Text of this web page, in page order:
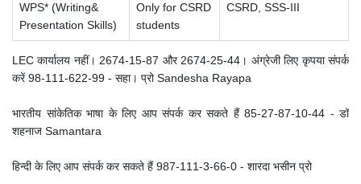
WPS* (Writing&
Presentation Skills)
Only for CSRD
students
CSRD, SSS-III
LEC कार्यालय नहीं।2674-15-87 और 2674-25-44। अंग्रेजी लिए कृपया संपर्क
करें 98-111-622-99 - सहा। प्रो Sandesha Rayapa
भारतीय सांकेतिक भाषा के लिए आप संपर्क कर सकते हैं 85-27-87-10-44 - डॉ
शहनाज Samantara
हिन्दी के लिए आप संपर्क कर सकते हैं 987-111-3-66-0 - शारदा भसीन प्रो